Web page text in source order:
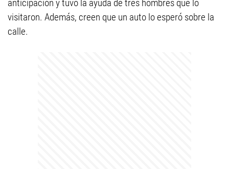
anticipación y tuvo la ayuda de tres hombres que lo
visitaron. Además, creen que un auto lo esperó sobre la
calle.